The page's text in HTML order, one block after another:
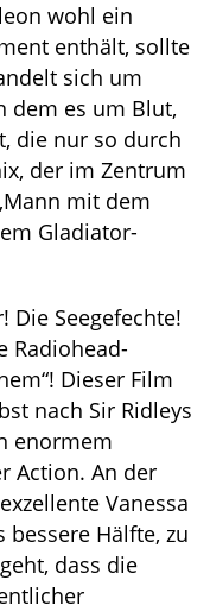
wohl ein
enthält, sollte
sich um
dem es um Blut,
die nur so durch
der im Zentrum
mit dem
Gladiator-
Die Seegefechte!
Radiohead-
Dieser Film
nach Sir Ridleys
enormem
Action. An der
Vanessa
bessere Hälfte, zu
dass die